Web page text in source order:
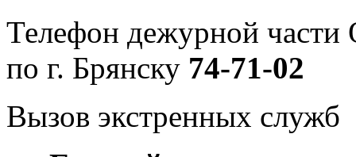
Телефон дежурной
по г. Брянску 74-71-02
Вызов экстренных служб